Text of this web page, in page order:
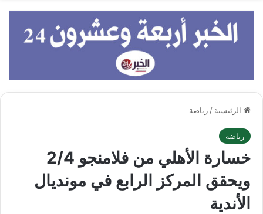
الرئيسية / رياضة
رياضة
خسارة الأهلي من فلامنجو 2/4
ويحقق المركز الرابع في مونديال
الأندية